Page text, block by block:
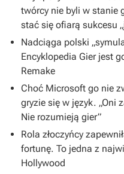
twórcy nie byli w stanie
stać się ofiarą sukcesu
Nadciąga polski
Encyklopedia Gier jest
Remake
Choć Microsoft go nie
gryzie się w język. „Oni
Nie rozumieją gier”
Rola złoczyńcy
fortunę. To jedna z
Hollywood